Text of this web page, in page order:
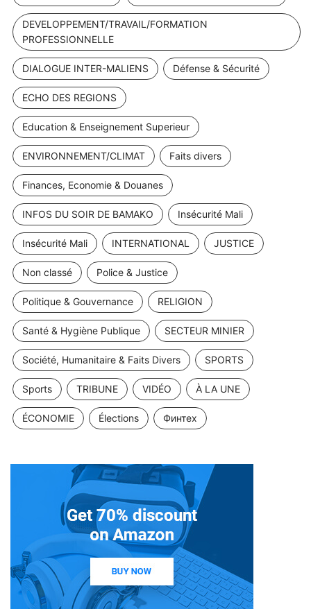
DEVELOPPEMENT/TRAVAIL/FORMATION
PROFESSIONNELLE
DIALOGUE INTER-MALIENS Défense & Sécurité
ECHO DES REGIONS
Education & Enseignement Superieur
ENVIRONNEMENT/CLIMAT Faits divers
Finances, Economie & Douanes
INFOS DU SOIR DE BAMAKO Insécurité Mali
Insécurité Mali INTERNATIONAL JUSTICE
Non classé Police & Justice
Politique & Gouvernance RELIGION
Santé & Hygiène Publique SECTEUR MINIER
Société, Humanitaire & Faits Divers SPORTS
Sports TRIBUNE VIDÉO À LA UNE
ÉCONOMIE Élections Финтех